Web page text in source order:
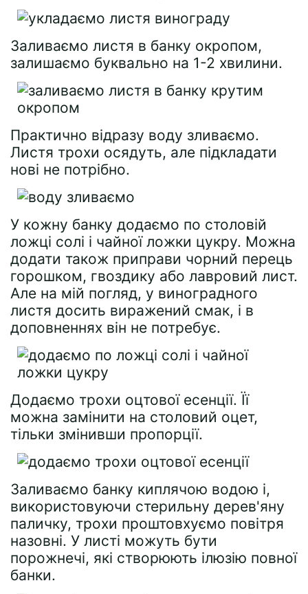
Заливаємо листя в банку окропом,
залишаємо буквально на 1-2 хвилини.
Практично відразу воду зливаємо.
Листя трохи осядуть, але підкладати
нові не потрібно.
У кожну банку додаємо по столовій
ложці солі і чайної ложки цукру. Можна
додати також приправи чорний перець
горошком, гвоздику або лавровий лист.
Але на мій погляд, у виноградного
листя досить виражений смак, і в
доповненнях він не потребує.
Додаємо трохи оцтової есенції. Її
можна замінити на столовий оцет,
тільки змінивши пропорції.
Заливаємо банку киплячою водою і,
використовуючи стерильну дерев'яну
паличку, трохи проштовхуємо повітря
назовні. У листі можуть бути
порожнечі, які створюють ілюзію повної
банки.